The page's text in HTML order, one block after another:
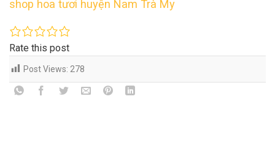
shop hoa tươi huyện Nam Trà My
Rate this post
Post Views: 278